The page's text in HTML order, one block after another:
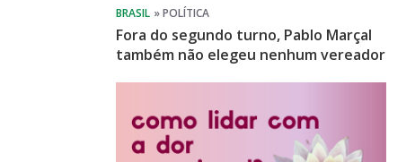
Fora do segundo turno, Pablo Marçal
também não elegeu nenhum vereador